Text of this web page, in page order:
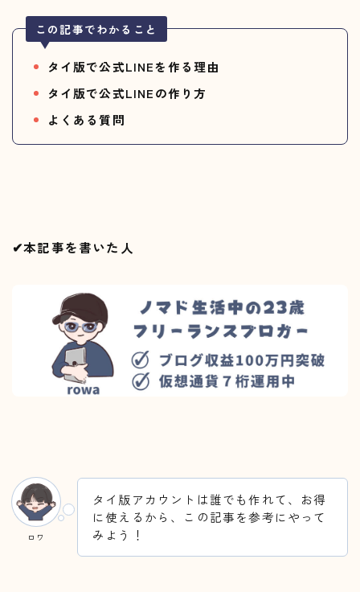
この記事でわかること
タイ版で公式LINEを作る理由
タイ版で公式LINEの作り方
よくある質問
✔︎本記事を書いた人
ロワ
タイ版アカウントは誰でも作れて、お得
に使えるから、この記事を参考にやって
みよう！